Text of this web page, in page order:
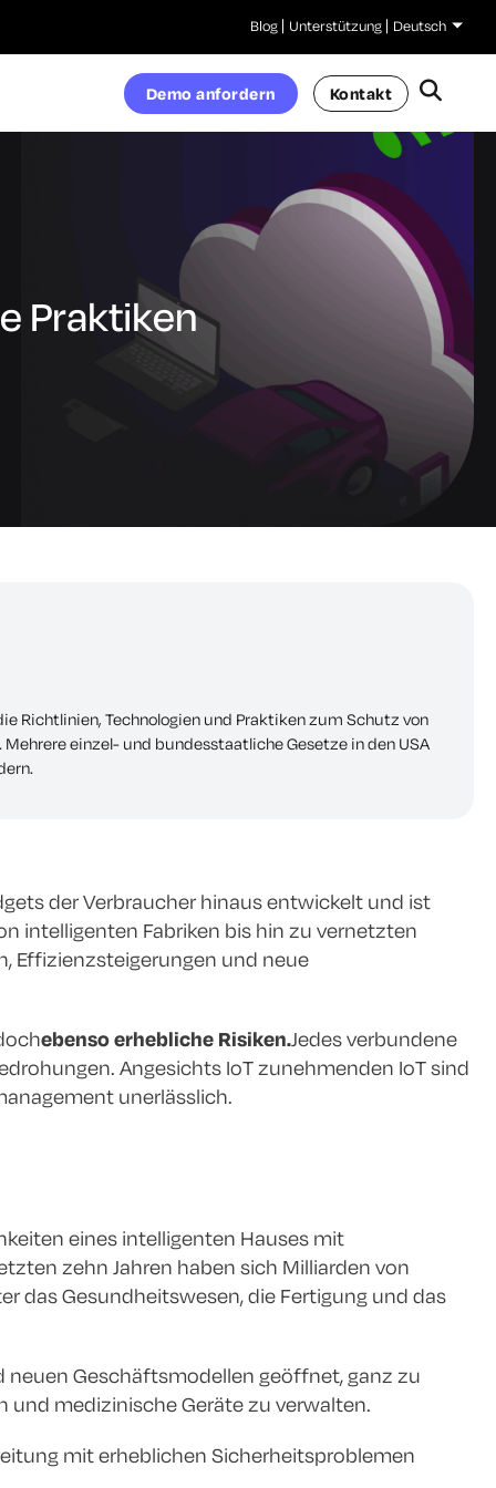
Blog Unterstützung Deutsch
Demo anfordern Kontakt
Praktiken
Richtlinien, Technologien und Praktiken zum Schutz von
einzel- und bundesstaatliche Gesetze in den USA
der Verbraucher hinaus entwickelt und ist
intelligenten Fabriken bis hin zu vernetzten
Effizienzsteigerungen und neue
ebenso erhebliche Risiken.Jedes verbundene
Angesichts IoT zunehmenden IoT sind
unerlässlich.
eines intelligenten Hauses mit
zehn Jahren haben sich Milliarden von
das Gesundheitswesen, die Fertigung und das
neuen Geschäftsmodellen geöffnet, ganz zu
und medizinische Geräte zu verwalten.
mit erheblichen Sicherheitsproblemen